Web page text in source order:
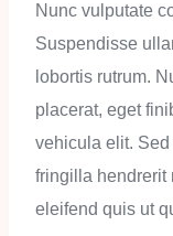
Nunc vulputate
Suspendisse
lobortis rutrum.
placerat, eget
vehicula elit.
fringilla hendrerit
eleifend quis ut